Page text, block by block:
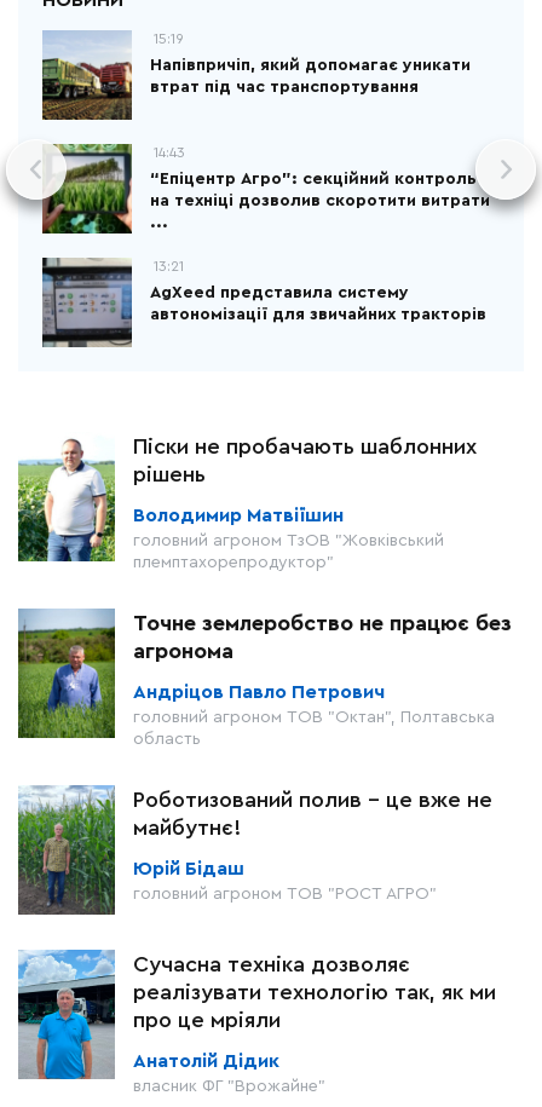
15:19
Напівпричіп, який допомагає уникати
втрат під час транспортування
14:43
“Епіцентр Агро”: секційний контроль
на техніці дозволив скоротити витрати
...
13:21
AgXeed представила систему
автономізації для звичайних тракторів
Піски не пробачають шаблонних
рішень
Володимир Матвіїшин
головний агроном ТзОВ "Жовківський
племптахорепродуктор"
Точне землеробство не працює без
агронома
Андріцов Павло Петрович
головний агроном ТОВ "Октан", Полтавська
область
Роботизований полив – це вже не
майбутнє!
Юрій Бідаш
головний агроном ТОВ "РОСТ АГРО"
Сучасна техніка дозволяє
реалізувати технологію так, як ми
про це мріяли
Анатолій Дідик
власник ФГ "Врожайне"